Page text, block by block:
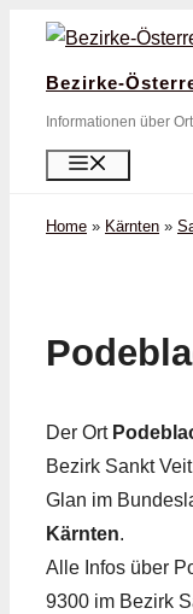
Zum
springen
Bezirke-
Informationen über
Home » Kärnten »
Der Ort
Bezirk Sankt
Glan im
Kärnten.
Alle Infos über
9300 im Bezirk